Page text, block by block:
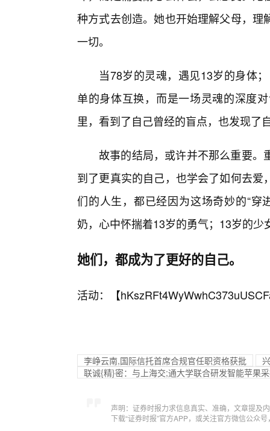
种方式去创造。她也开始理解父母，
一切。
当78岁的灵魂，遇见13岁的身体
单的身体互换，而是一场灵魂的深度
里，看到了自己曾经的盲点，也发现了
故事的结局，或许并不那么重要。
到了更真实的自己，也学会了如何去
们的人生，都已经因为这场奇妙的“穿
奶，心中怀揣着13岁的勇气；13岁的
她们，都成为了更好的自己。
活动：【
李峥云南,国际信托首席合规官任职资格获批
联诚{精}密：与上海交;通大学联合研发智能苹果
声明：证券时报力求信息真实、准确，文章提及
下载“证券时报”官方APP，或关注官方微信公众